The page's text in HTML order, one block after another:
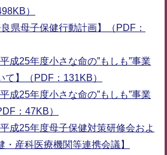
）
県母子保健行動計画】（PDF：
成25年度小さな命の”もしも”事業
て】（PDF：131KB）
成25年度小さな命の”もしも”事業
：47KB）
成25年度母子保健対策研修会およ
・産科医療機関等連携会議】